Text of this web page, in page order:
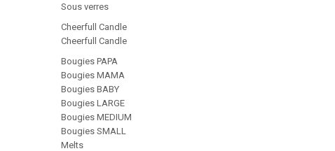
Sous verres
Cheerfull Candle
Cheerfull Candle
Bougies PAPA
Bougies MAMA
Bougies BABY
Bougies LARGE
Bougies MEDIUM
Bougies SMALL
Melts